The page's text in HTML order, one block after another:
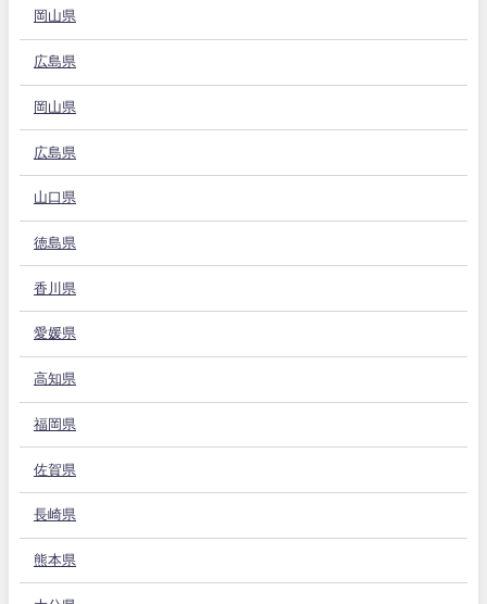
岡山県
広島県
岡山県
広島県
山口県
徳島県
香川県
愛媛県
高知県
福岡県
佐賀県
長崎県
熊本県